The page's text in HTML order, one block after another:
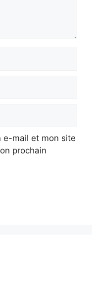
e-mail et mon site
prochain